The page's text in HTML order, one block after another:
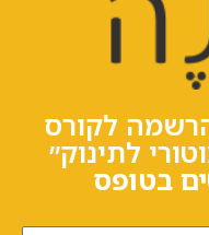
לקורס
לתינוק״
בטופס